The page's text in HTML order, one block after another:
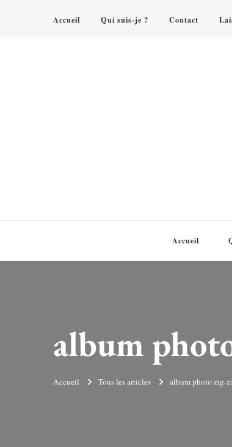
Accueil Qui suis-je ? Contact
Accueil
album
Accueil Tous les articles album photo zig-